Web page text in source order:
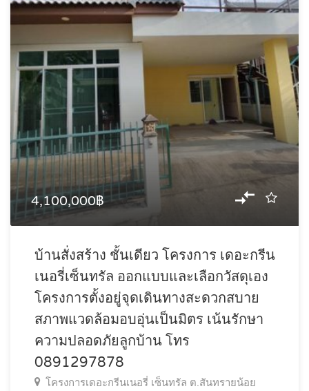
4,100,000฿
บ้านสั่งสร้าง ชั้นเดียว โครงการ เดอะกรีน
เนอรี่เซ็นทรัล ออกแบบและเลือกวัสดุเอง
โครงการตั้งอยู่จุดเดินทางสะดวกสบาย
สภาพแวดล้อมอบอุ่นเป็นมิตร เน้นรักษา
ความปลอดภัยลูกบ้าน โทร
0891297878
โครงการเดอะกรีนเนอรี่ เซ็นทรัล ต.สันทรายน้อย